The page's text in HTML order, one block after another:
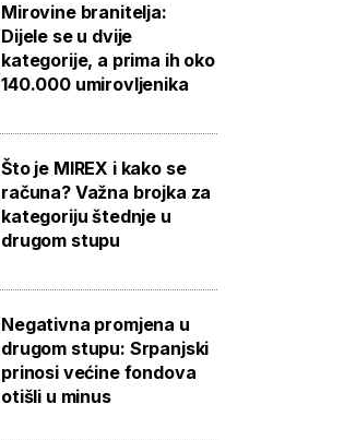
Mirovine branitelja:
Dijele se u dvije
kategorije, a prima ih oko
140.000 umirovljenika
Što je MIREX i kako se
računa? Važna brojka za
kategoriju štednje u
drugom stupu
Negativna promjena u
drugom stupu: Srpanjski
prinosi većine fondova
otišli u minus